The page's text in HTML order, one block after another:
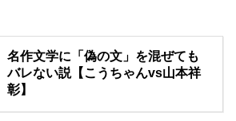
名作文学に「偽の文」を混ぜても
バレない説【こうちゃんvs山本祥
彰】